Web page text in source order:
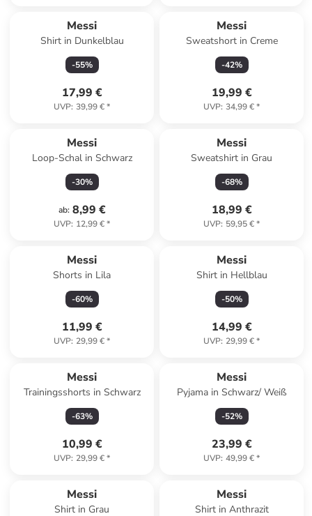
Messi
Shirt in Dunkelblau
-55%
17,99 €
UVP: 39,99 €*
Messi
Sweatshort in Creme
-42%
19,99 €
UVP: 34,99 €*
Messi
Loop-Schal in Schwarz
-30%
ab: 8,99 €
UVP: 12,99 €*
Messi
Sweatshirt in Grau
-68%
18,99 €
UVP: 59,95 €*
Messi
Shorts in Lila
-60%
11,99 €
UVP: 29,99 €*
Messi
Shirt in Hellblau
-50%
14,99 €
UVP: 29,99 €*
Messi
Trainingsshorts in Schwarz
-63%
10,99 €
UVP: 29,99 €*
Messi
Pyjama in Schwarz/ Weiß
-52%
23,99 €
UVP: 49,99 €*
Messi
Shirt in Grau
Messi
Shirt in Anthrazit